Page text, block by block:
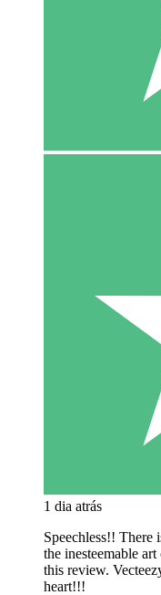
1 dia atrás
Speechless!!
the inesteemable
this review.
heart!!!